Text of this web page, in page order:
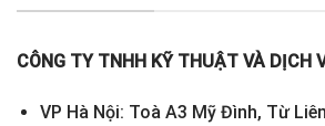
CÔNG TY TNHH KỸ THUẬT VÀ DỊCH
VP Hà Nội: Toà A3 Mỹ Đình, Từ